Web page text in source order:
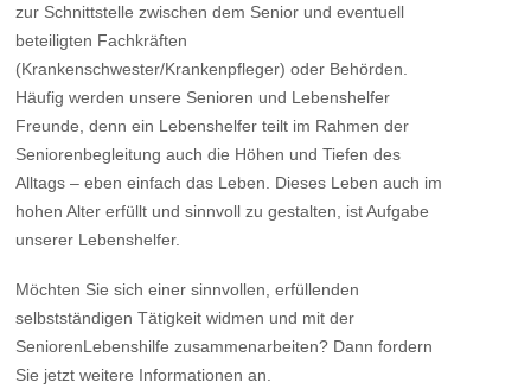
zur Schnittstelle zwischen dem Senior und eventuell
beteiligten Fachkräften
(Krankenschwester/Krankenpfleger) oder Behörden.
Häufig werden unsere Senioren und Lebenshelfer
Freunde, denn ein Lebenshelfer teilt im Rahmen der
Seniorenbegleitung auch die Höhen und Tiefen des
Alltags – eben einfach das Leben. Dieses Leben auch im
hohen Alter erfüllt und sinnvoll zu gestalten, ist Aufgabe
unserer Lebenshelfer.
Möchten Sie sich einer sinnvollen, erfüllenden
selbstständigen Tätigkeit widmen und mit der
SeniorenLebenshilfe zusammenarbeiten? Dann fordern
Sie jetzt weitere Informationen an.